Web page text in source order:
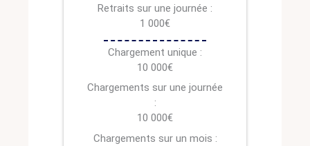
Retraits sur une journée :
1 000€
Chargement unique :
10 000€
Chargements sur une journée
:
10 000€
Chargements sur un mois :